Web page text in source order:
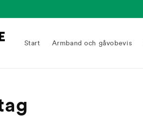
Start Armband och gåvobevis